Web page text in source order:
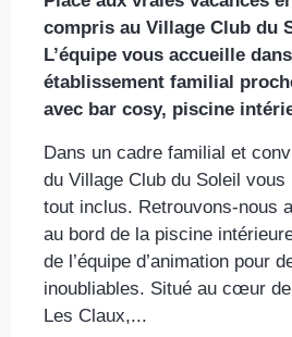
compris au Village Club du
L’équipe vous accueille
établissement familial
avec bar cosy, piscine
Dans un cadre familial et
du Village Club du Soleil
tout inclus. Retrouvons-nous
au bord de la piscine
de l’équipe d’animation pour
inoubliables. Situé au cœur
Les Claux,...